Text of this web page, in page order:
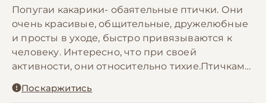
Попугаи какарики- обаятельные птички. Они
очень красивые, общительные, дружелюбные
и просты в уходе, быстро привязываются к
человеку. Интересно, что при своей
активности, они относительно тихие.Птичкам
купалки и полноценный корм, минералы.Все
Поскаржитись